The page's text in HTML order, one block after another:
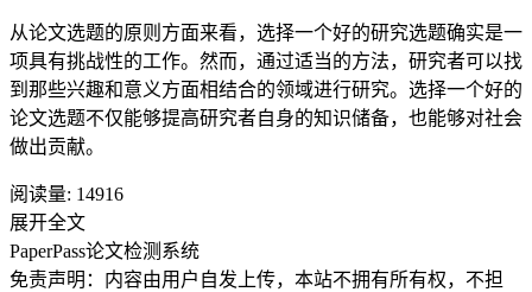
从论文选题的原则方面来看，选择一个好的研究选题确实是一
项具有挑战性的工作。然而，通过适当的方法，研究者可以找
到那些兴趣和意义方面相结合的领域进行研究。选择一个好的
论文选题不仅能够提高研究者自身的知识储备，也能够对社会
做出贡献。
阅读量: 14916
展开全文
PaperPass论文检测系统
免责声明：内容由用户自发上传，本站不拥有所有权，不担